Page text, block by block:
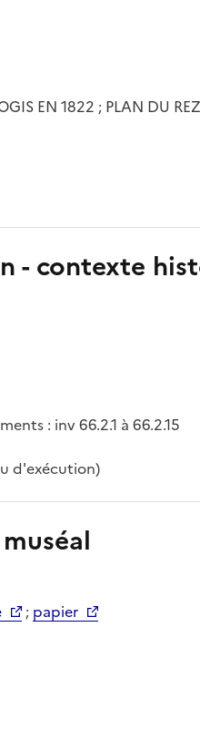
EN 1822 ; PLAN DU
- contexte
: inv 66.2.1 à 66.2.15
d'exécution)
; papier